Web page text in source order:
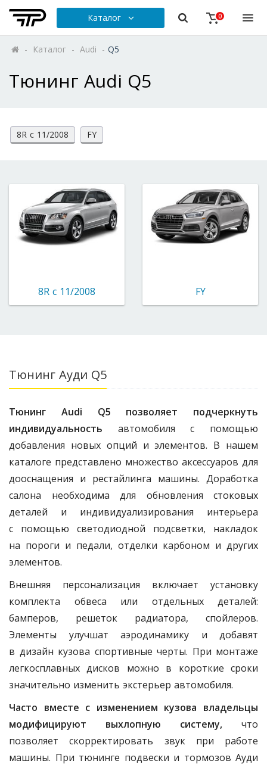
Каталог 0
- Каталог - Audi - Q5
Тюнинг Audi Q5
8R с 11/2008 FY
8R с 11/2008 FY
Тюнинг Ауди Q5
Тюнинг Audi Q5 позволяет подчеркнуть
индивидуальность автомобиля с помощью
добавления новых опций и элементов. В нашем
каталоге представлено множество аксессуаров для
дооснащения и рестайлинга машины. Доработка
салона необходима для обновления стоковых
деталей и индивидуализирования интерьера
с помощью светодиодной подсветки, накладок
на пороги и педали, отделки карбоном и других
элементов.
Внешняя персонализация включает установку
комплекта обвеса или отдельных деталей:
бамперов, решеток радиатора, спойлеров.
Элементы улучшат аэродинамику и добавят
в дизайн кузова спортивные черты. При монтаже
легкосплавных дисков можно в короткие сроки
значительно изменить экстерьер автомобиля.
Часто вместе с изменением кузова владельцы
модифицируют выхлопную систему, что
позволяет скорректировать звук при работе
машины. При тюнинге подвески и тормозов Ауди